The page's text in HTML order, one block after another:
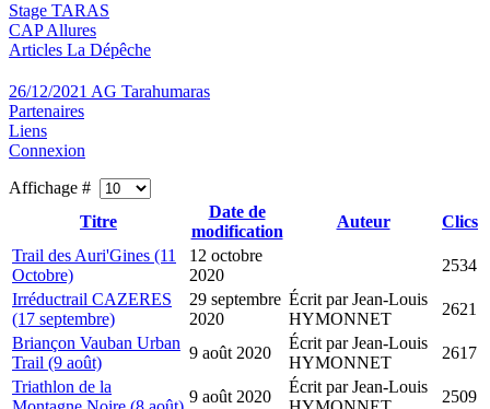
Stage TARAS
CAP Allures
Articles La Dépêche
26/12/2021 AG Tarahumaras
Partenaires
Liens
Connexion
Affichage #
Titre
Date de
modification
Auteur
Clics
Trail des Auri'Gines (11
Octobre)
12 octobre
2020
2534
Irréductrail CAZERES
(17 septembre)
29 septembre
2020
Écrit par Jean-Louis
HYMONNET
2621
Briançon Vauban Urban
Trail (9 août)
9 août 2020
Écrit par Jean-Louis
HYMONNET
2617
Triathlon de la
9 août 2020
Écrit par Jean-Louis
2509